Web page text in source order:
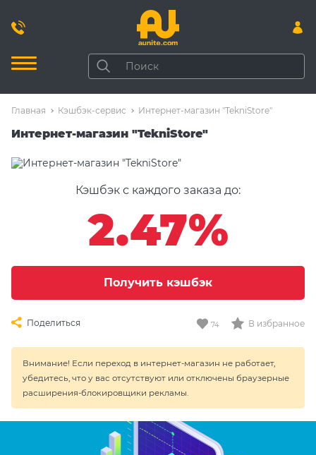
Главная Кэшбэк-сервис Интернет-магазин "TekniStore"
Интернет-магазин "TekniStore"
Кэшбэк с каждого заказа до:
2.47%
Получить кэшбэк
Поделиться 74 В избранное
Внимание! Если переход в интернет-магазин не работает,
убедитесь, что у вас отсутствуют или отключены браузерные
расширения-блокировщики рекламы.